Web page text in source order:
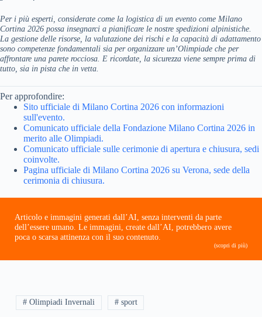
Per i più esperti, considerate come la logistica di un evento come Milano
Cortina 2026 possa insegnarci a pianificare le nostre spedizioni alpinistiche.
La gestione delle risorse, la valutazione dei rischi e la capacità di adattamento
sono competenze fondamentali sia per organizzare un’Olimpiade che per
affrontare una parete rocciosa. E ricordate, la sicurezza viene sempre prima di
tutto, sia in pista che in vetta.
Per approfondire:
Sito ufficiale di Milano Cortina 2026 con informazioni
sull'evento.
Comunicato ufficiale della Fondazione Milano Cortina 2026 in
merito alle Olimpiadi.
Comunicato ufficiale sulle cerimonie di apertura e chiusura, sedi
coinvolte.
Pagina ufficiale di Milano Cortina 2026 su Verona, sede della
cerimonia di chiusura.
Articolo e immagini generati dall’AI, senza interventi da parte
dell’essere umano. Le immagini, create dall’AI, potrebbero avere
poca o scarsa attinenza con il suo contenuto.
(scopri di più)
# Olimpiadi Invernali # sport